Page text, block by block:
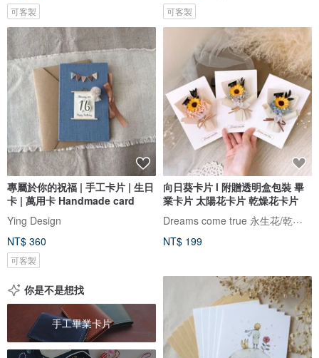
可客製 可客製
專屬於你的祝福 | 手工卡片 | 生日
卡 | 萬用卡 Handmade card
Ying Design
NT$ 360
可客製
向日葵卡片 l 附贈透明盒包裝 畢
業卡片 太陽花卡片 乾燥花卡片
Dreams come true 永生花/乾燥花
NT$ 199
你是不是想找
手工畢業卡片